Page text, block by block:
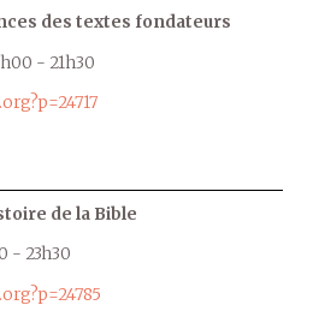
des textes fondateurs
- 21h30
de la Bible
- 23h30